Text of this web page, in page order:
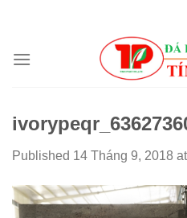
Published 14 Tháng 9, 2018 at